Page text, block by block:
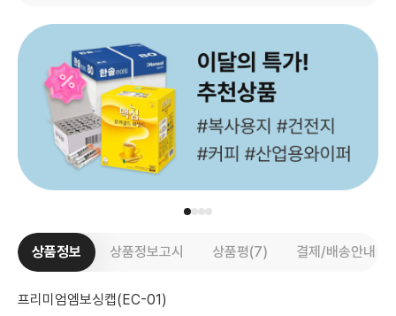
상품정보 상품정보고시 상품평(7) 결제/배송안내
프리미엄엠보싱캡(EC-01)